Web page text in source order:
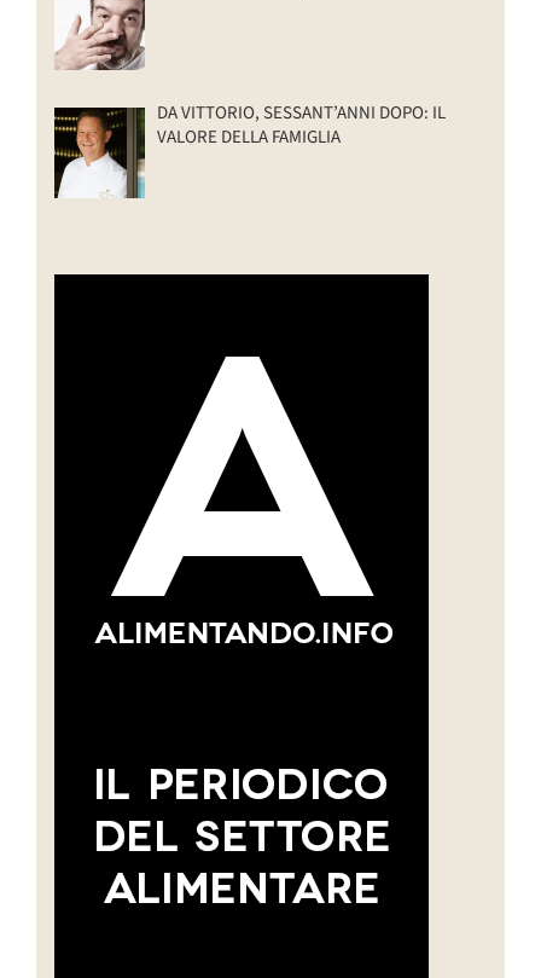
DA VITTORIO, SESSANT’ANNI DOPO: IL
VALORE DELLA FAMIGLIA